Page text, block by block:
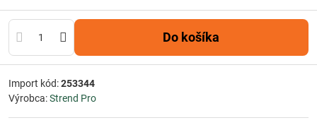
Do košíka
Import kód:253344
Výrobca:Strend Pro